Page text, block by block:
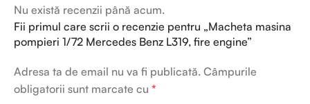
Nu există recenzii până acum.
Fii primul care scrii o recenzie pentru „Macheta masina
pompieri 1/72 Mercedes Benz L319, fire engine”
Adresa ta de email nu va fi publicată. Câmpurile
obligatorii sunt marcate cu *